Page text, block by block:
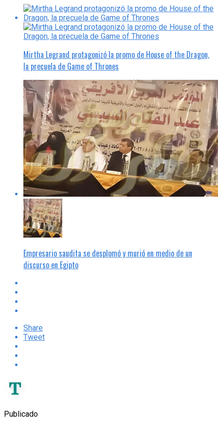
Mirtha Legrand protagonizó la promo de House of the Dragon,
la precuela de Game of Thrones
Empresario saudita se desplomó y murió en medio de un
discurso en Egipto
Share
Tweet
Publicado